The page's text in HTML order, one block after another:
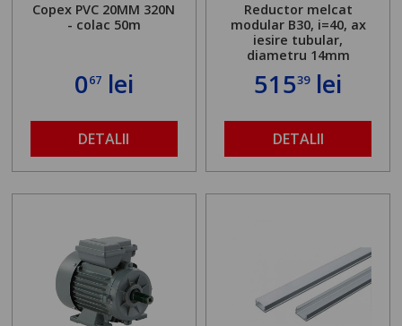
Copex PVC 20MM 320N
- colac 50m
067lei
DETALII
Reductor melcat
modular B30, i=40, ax
iesire tubular,
diametru 14mm
51539lei
DETALII